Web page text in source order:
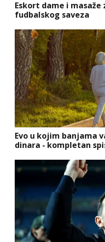
Eskort dame i masaže
fudbalskog saveza
Evo u kojim banjama
dinara - kompletan